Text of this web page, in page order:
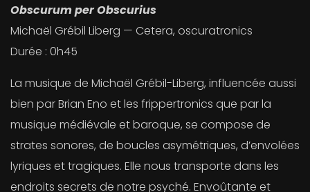
Obscurum per Obscurius
Michaël Grébil Liberg — Cetera, oscuratronics
Durée : 0h45
La musique de Michaël Grébil-Liberg, influencée aussi
bien par Brian Eno et les frippertronics que par la
musique médiévale et baroque, se compose de
strates sonores, de boucles asymétriques, d’envolées
lyriques et tragiques. Elle nous transporte dans les
endroits secrets de notre psyché. Envoûtante et